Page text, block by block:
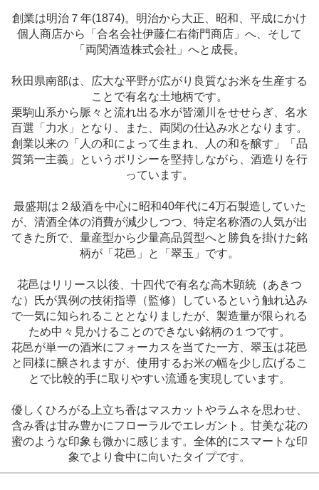
創業は明治７年(1874)。明治から大正、昭和、平成にかけ
個人商店から「合名会社伊藤仁右衛門商店」へ、そして
「両関酒造株式会社」へと成長。
秋田県南部は、広大な平野が広がり良質なお米を生産する
ことで有名な土地柄です。
栗駒山系から脈々と流れ出る水が皆瀬川をせせらぎ、名水
百選「力水」となり、また、両関の仕込み水となります。
創業以来の「人の和によって生まれ、人の和を醸す」「品
質第一主義」というポリシーを堅持しながら、酒造りを行
っています。
最盛期は２級酒を中心に昭和40年代に4万石製造していた
が、清酒全体の消費が減少しつつ、特定名称酒の人気が出
てきた所で、量産型から少量高品質型へと勝負を掛けた銘
柄が「花邑」と「翠玉」です。
花邑はリリース以後、十四代で有名な高木顕統（あきつ
な）氏が異例の技術指導（監修）しているという触れ込み
で一気に知られることとなりましたが、製造量が限られる
ため中々見かけることのできない銘柄の１つです。
花邑が単一の酒米にフォーカスを当てた一方、翠玉は花邑
と同様に醸されますが、使用するお米の幅を少し広げるこ
とで比較的手に取りやすい流通を実現しています。
優しくひろがる上立ち香はマスカットやラムネを思わせ、
含み香は甘み豊かにフローラルでエレガント。甘美な花の
蜜のような印象も微かに感じます。全体的にスマートな印
象でより食中に向いたタイプです。